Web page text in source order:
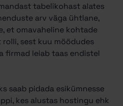
tabelikohast alates
arv väga ühtlane,
et omavaheline kohtade
sest kuu möödudes
firmad leiab taas endistel
saab pidada esikümnesse
kes alustas hostingu ehk